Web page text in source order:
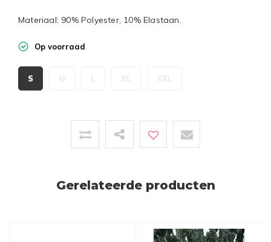
Materiaal: 90% Polyester, 10% Elastaan.
Op voorraad
S
Gerelateerde producten